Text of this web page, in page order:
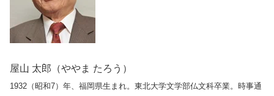
屋山 太郎（ややま たろう）
1932（昭和7）年、福岡県生まれ。東北大学文学部仏文科卒業。時事通